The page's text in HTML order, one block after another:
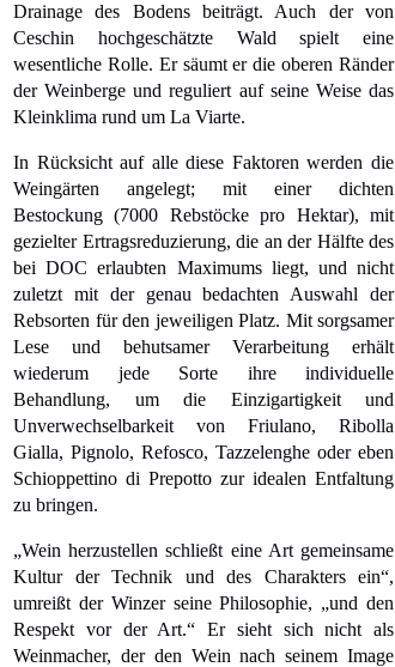
Drainage des Bodens beiträgt. Auch der von
Ceschin hochgeschätzte Wald spielt eine
wesentliche Rolle. Er säumt er die oberen Ränder
der Weinberge und reguliert auf seine Weise das
Kleinklima rund um La Viarte.
In Rücksicht auf alle diese Faktoren werden die
Weingärten angelegt; mit einer dichten
Bestockung (7000 Rebstöcke pro Hektar), mit
gezielter Ertragsreduzierung, die an der Hälfte des
bei DOC erlaubten Maximums liegt, und nicht
zuletzt mit der genau bedachten Auswahl der
Rebsorten für den jeweiligen Platz. Mit sorgsamer
Lese und behutsamer Verarbeitung erhält
wiederum jede Sorte ihre individuelle
Behandlung, um die Einzigartigkeit und
Unverwechselbarkeit von Friulano, Ribolla
Gialla, Pignolo, Refosco, Tazzelenghe oder eben
Schioppettino di Prepotto zur idealen Entfaltung
zu bringen.
„Wein herzustellen schließt eine Art gemeinsame
Kultur der Technik und des Charakters ein“,
umreißt der Winzer seine Philosophie, „und den
Respekt vor der Art.“ Er sieht sich nicht als
Weinmacher, der den Wein nach seinem Image